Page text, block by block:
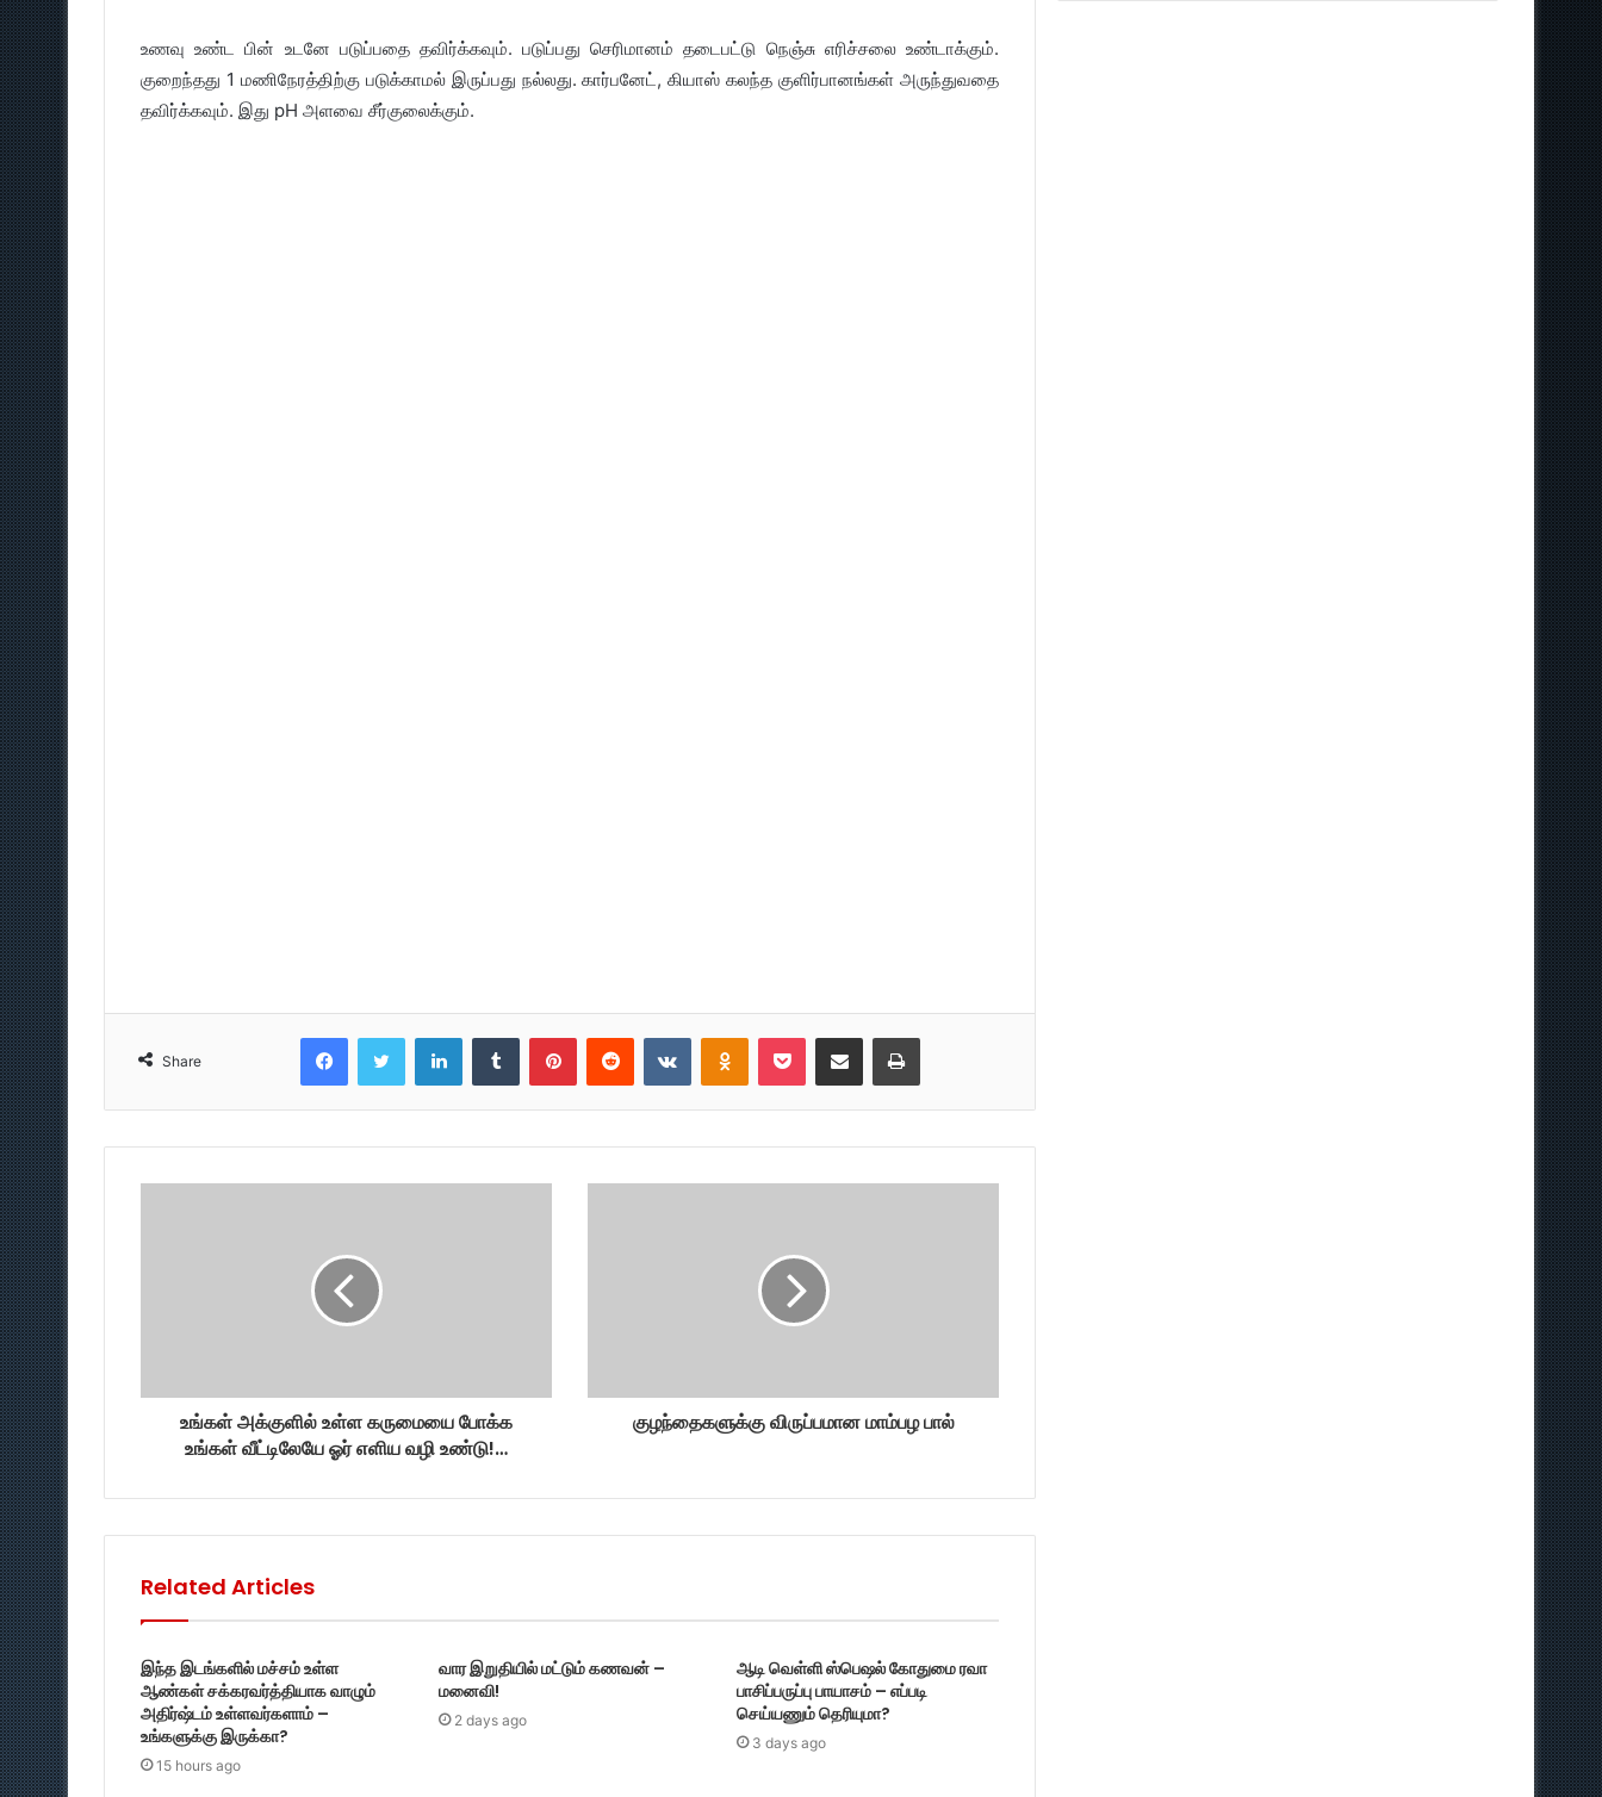
உணவு உண்ட பின் உடனே படுப்பதை தவிர்க்கவும். படுப்பது செரிமானம் தடைபட்டு நெஞ்சு எரிச்சலை உண்டாக்கும்.
குறைந்தது 1 மணிநேரத்திற்கு படுக்காமல் இருப்பது நல்லது. கார்பனேட், கியாஸ் கலந்த குளிர்பானங்கள் அருந்துவதை
தவிர்க்கவும். இது pH அளவை சீர்குலைக்கும்.
Share
FacebookTwitter LinkedInTumblr PinterestReddit VKontakteOdnoklassniki
Pocket Share via Email Print
உங்கள் அக்குளில் உள்ள‍ கருமையை போக்க
உங்கள் வீட்டிலேயே ஓர் எளிய வழி உண்டு!…
குழந்தைகளுக்கு விருப்பமான மாம்பழ பால்
Related Articles
இந்த இடங்களில் மச்சம் உள்ள
ஆண்கள் சக்கரவர்த்தியாக வாழும்
அதிர்ஷ்டம் உள்ளவர்களாம் –
உங்களுக்கு இருக்கா?
15 hours ago
வார இறுதியில் மட்டும் கணவன் –
மனைவி!
2 days ago
ஆடி வெள்ளி ஸ்பெஷல் கோதுமை ரவா
பாசிப்பருப்பு பாயாசம் – எப்படி
செய்யணும் தெரியுமா?
3 days ago